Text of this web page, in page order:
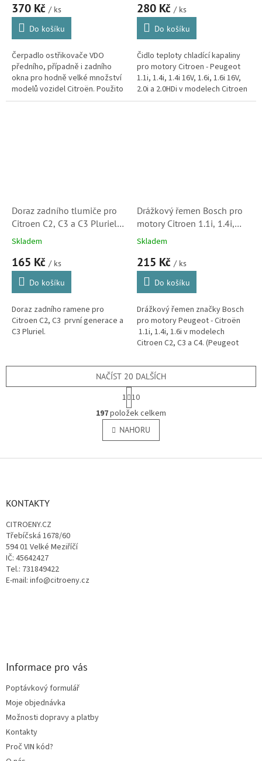
Saxo ( 643498, 643475,
370 Kč / ks
Do košíku
Čerpadlo ostřikovače VDO
předního, případně i zadního
okna pro hodně velké množství
modelů vozidel Citroën. Použito
například u Citroenu C2, C3, C4,
280 Kč / ks
Do košíku
Čidlo teploty chladící kapaliny
pro motory Citroen - Peugeot
1.1i, 1.4i, 1.4i 16V, 1.6i, 1.6i 16V,
2.0i a 2.0HDi v modelech Citroen
Berlingo, C3, Jumpy, Saxo,
Doraz zadního tlumiče pro
Citroen C2, C3 a C3 Pluriel
(516668, 516695, S2)
Skladem
165 Kč / ks
Do košíku
Doraz zadního ramene pro
Citroen C2, C3 první generace a
C3 Pluriel.
Drážkový řemen Bosch pro
motory Citroen 1.1i, 1.4i,
1.6i - C2, C3, C4 (5750PL,
9653319680, 6PK1050)
Skladem
215 Kč / ks
Do košíku
Drážkový řemen značky Bosch
pro motory Peugeot - Citroën
1.1i, 1.4i, 1.6i v modelech
Citroen C2, C3 a C4. (Peugeot
O
v
l
á
NAČÍST 20 DALŠÍCH
S
t
r
á
n
k
v
1 10
197položek celkem
NAHORU
KONTAKTY
CITROENY.CZ
Třebíčská 1678/60
594 01 Velké Meziříčí
IČ: 45642427
Tel.: 731849422
E-mail: info@citroeny.cz
Informace pro vás
Poptávkový formulář
Moje objednávka
Možnosti dopravy a platby
Kontakty
Proč VIN kód?